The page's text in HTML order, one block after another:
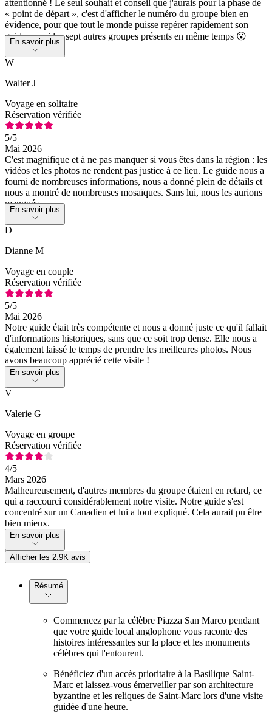
attentionné ! Le seul souhait et conseil que j'aurais pour la phase de
« point de départ », c'est d'afficher le numéro du groupe bien en
évidence, pour que tout le monde puisse repérer rapidement son
guide parmi les sept autres groupes présents en même temps 😮
En savoir plus
W
Walter J
Voyage en solitaire
Réservation vérifiée
5/5
Mai 2026
C'est magnifique et à ne pas manquer si vous êtes dans la région : les
vidéos et les photos ne rendent pas justice à ce lieu. Le guide nous a
fourni de nombreuses informations, nous a donné plein de détails et
nous a montré de nombreuses mosaïques. Sans lui, nous les aurions
manqués.
En savoir plus
D
Dianne M
Voyage en couple
Réservation vérifiée
5/5
Mai 2026
Notre guide était très compétente et nous a donné juste ce qu'il fallait
d'informations historiques, sans que ce soit trop dense. Elle nous a
également laissé le temps de prendre les meilleures photos. Nous
avons beaucoup apprécié cette visite !
En savoir plus
V
Valerie G
Voyage en groupe
Réservation vérifiée
4/5
Mars 2026
Malheureusement, d'autres membres du groupe étaient en retard, ce
qui a raccourci considérablement notre visite. Notre guide s'est
concentré sur un Canadien et lui a tout expliqué. Cela aurait pu être
bien mieux.
En savoir plus
Afficher les 2.9K avis
Résumé
Commencez par la célèbre Piazza San Marco pendant
que votre guide local anglophone vous raconte des
histoires intéressantes sur la place et les monuments
célèbres qui l'entourent.
Bénéficiez d'un accès prioritaire à la Basilique Saint-
Marc et laissez-vous émerveiller par son architecture
byzantine et les reliques de Saint-Marc lors d'une visite
guidée d'une heure.